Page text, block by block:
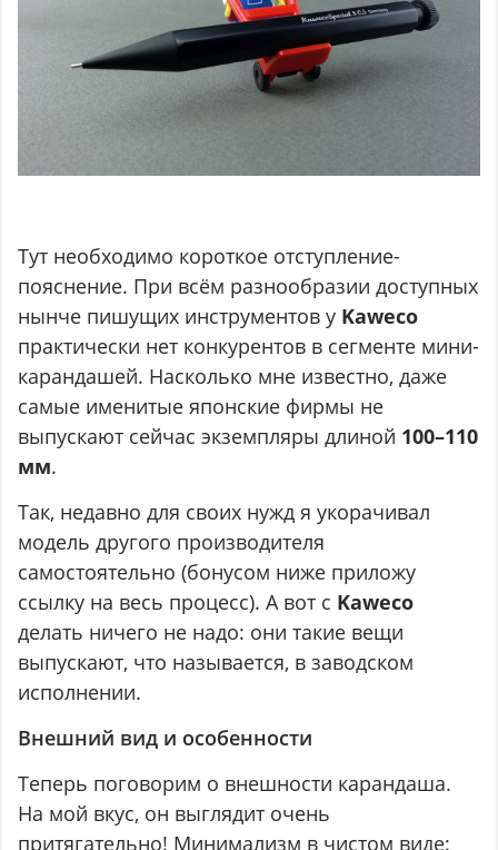
Тут необходимо короткое отступление-
пояснение. При всём разнообразии доступных
нынче пишущих инструментов у Kaweco
практически нет конкурентов в сегменте мини-
карандашей. Насколько мне известно, даже
самые именитые японские фирмы не
выпускают сейчас экземпляры длиной 100–110
мм.
Так, недавно для своих нужд я укорачивал
модель другого производителя
самостоятельно (бонусом ниже приложу
ссылку на весь процесс). А вот с Kaweco
делать ничего не надо: они такие вещи
выпускают, что называется, в заводском
исполнении.
Внешний вид и особенности
Теперь поговорим о внешности карандаша.
На мой вкус, он выглядит очень
притягательно! Минимализм в чистом виде: